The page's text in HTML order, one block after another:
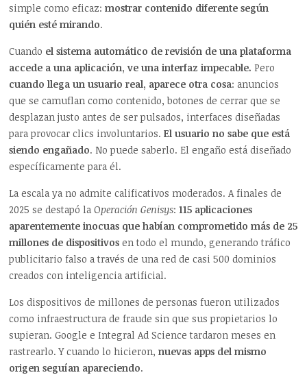
simple como eficaz:mostrar contenido diferente según
quién esté mirando.
Cuando el sistema automático de revisión de una plataforma
accede a una aplicación, ve una interfaz impecable. Pero
cuando llega un usuario real, aparece otra cosa: anuncios
que se camuflan como contenido, botones de cerrar que se
desplazan justo antes de ser pulsados, interfaces diseñadas
para provocar clics involuntarios.El usuario no sabe que está
siendo engañado. No puede saberlo. El engaño está diseñado
específicamente para él.
La escala ya no admite calificativos moderados. A finales de
2025 se destapó la Operación Genisys:115 aplicaciones
aparentemente inocuas que habían comprometido más de 25
millones de dispositivos en todo el mundo, generando tráfico
publicitario falso a través de una red de casi 500 dominios
creados con inteligencia artificial.
Los dispositivos de millones de personas fueron utilizados
como infraestructura de fraude sin que sus propietarios lo
supieran. Google e Integral Ad Science tardaron meses en
rastrearlo. Y cuando lo hicieron,nuevas apps del mismo
origen seguían apareciendo.